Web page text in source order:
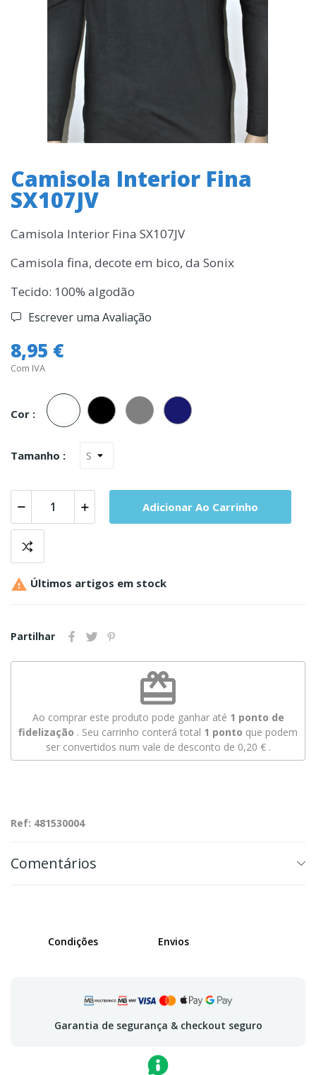
Camisola Interior Fina
SX107JV
Camisola Interior Fina SX107JV
Camisola fina, decote em bico, da Sonix
Tecido: 100% algodão
Escrever uma Avaliação
8,95 €
Com IVA
Cor :
Branco Preto Cinza
Tamanho :
Adicionar Ao Carrinho
 Últimos artigos em stock
Partilhar
redeem
Ao comprar este produto pode ganhar até 1 ponto de
fidelização . Seu carrinho conterá total 1 ponto que podem
ser convertidos num vale de desconto de 0,20 €.
Ref: 481530004
Comentários
Condições Envios
Garantia de segurança & checkout seguro